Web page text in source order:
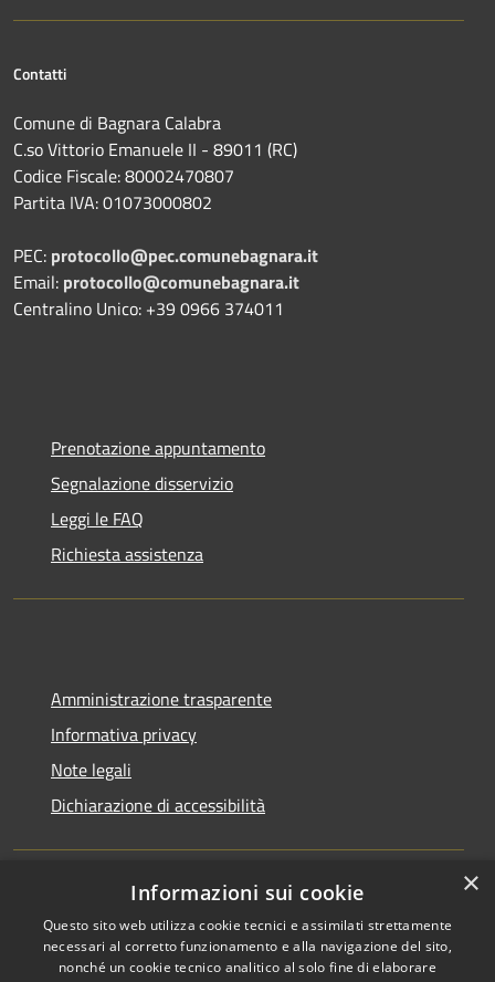
Contatti
Comune di Bagnara Calabra
C.so Vittorio Emanuele II - 89011 (RC)
Codice Fiscale:80002470807
Partita IVA:01073000802
PEC: protocollo@pec.comunebagnara.it
Email: protocollo@comunebagnara.it
Centralino Unico: +39 0966 374011
Prenotazione appuntamento
Segnalazione disservizio
Leggi le FAQ
Richiesta assistenza
Amministrazione trasparente
Informativa privacy
Note legali
Dichiarazione di accessibilità
RSS
Accessibilità
Privacy
Copyright © 2026 • Comune di
Bagnara Calabra • Powered by
Municipium•Accesso
×
Informazioni sui cookie
Questo sito web utilizza cookie tecnici e assimilati strettamente
necessari al corretto funzionamento e alla navigazione del sito,
nonché un cookie tecnico analitico al solo fine di elaborare